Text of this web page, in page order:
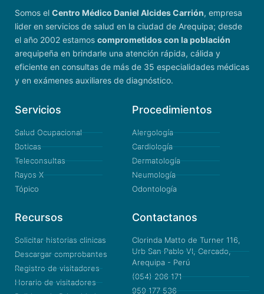
Somos el Centro Médico Daniel Alcides Carrión, empresa
lider en servicios de salud en la ciudad de Arequipa; desde
el año 2002 estamos comprometidos con la población
arequipeña en brindarle una atención rápida, cálida y
eficiente en consultas de más de 35 especialidades médicas
y en exámenes auxiliares de diagnóstico.
Servicios
Salud Ocupacional
Boticas
Teleconsultas
Rayos X
Tópico
Procedimientos
Alergología
Cardiología
Dermatología
Neumología
Odontología
Recursos
Solicitar historias clinicas
Descargar comprobantes
Registro de visitadores
Horario de visitadores
Contactanos
Clorinda Matto de Turner 116,
Urb San Pablo VI, Cercado,
Arequipa - Perú
(054) 206 171
959 177 536